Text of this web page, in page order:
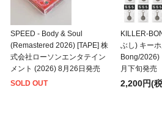
SPEED - Body & Soul
(Remastered 2026) [TAPE] 株
式会社ローソンエンタテイン
メント (2026) 8月26日発売
SOLD OUT
KILLER-
ぶし) キー
Bong/2026)
月下旬発売
2,200円(